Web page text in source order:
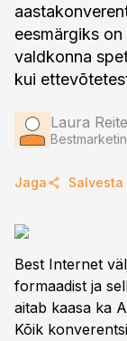
eesmärgiks
valdkonna
kui
Laura
Jaga Salvesta
Best Internet
formaadist ja
aitab kaasa ka
Kõik